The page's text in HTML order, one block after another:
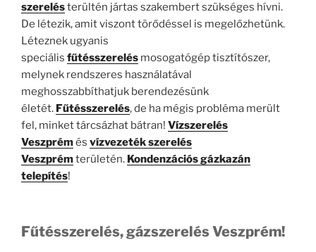
szerelésterültén jártas szakembert szükséges hívni.
De létezik, amit viszont törődéssel is megelőzhetünk.
Léteznek ugyanis
speciális fűtésszerelés mosogatógép tisztítószer,
melynek rendszeres használatával
meghosszabbíthatjuk berendezésünk
életét. Fűtésszerelés, de ha mégis probléma merült
fel, minket tárcsázhat bátran! Vízszerelés
Veszprémés vízvezeték szerelés
Veszprémterületén. Kondenzációs gázkazán
telepítés!
Fűtésszerelés, gázszerelés Veszprém!